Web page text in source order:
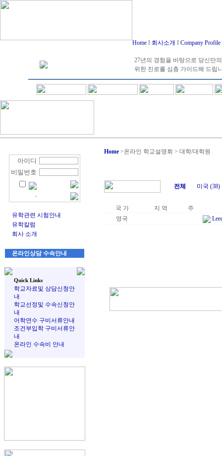
Home I 회사소개 I Company Profile
27년의 경험을 바탕으로 당신만
위한 진로를 심층 가이드해 드립
아이디
비밀번호
유학관련 시험안내
유학칼럼
회사 소개
온라인상담 수속안내
Quick Links
학교자료및 상담신청안
내
학교선정및 수속신청안
내
어학연수 구비서류안내
조건부입학 구비서류안
내
온라인 수속비 안내
Home >온라인 학교설명회 > 대학/대학원
전체 미국 (38)
국 가 지 역
주
영국